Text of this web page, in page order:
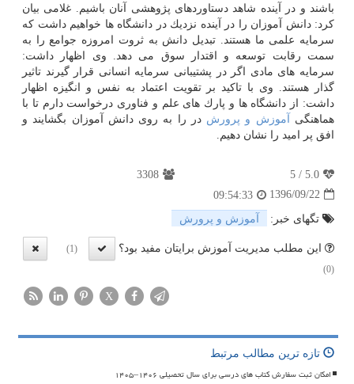
باشند و در آینده شاهد دستاوردهای پژوهشی آنان باشیم. غلامی بیان
كرد: دانش آموزان را در آینده نزدیك در دانشگاه ها خواهیم داشت كه
سرمایه علمی ما هستند. تبدیل دانش به ثروت امروزه جوامع را به
سمت رقابت توسعه و اقتدار سوق می دهد. وی اظهار داشت:
سرمایه های مادی اگر در پشتیبانی سرمایه انسانی قرار گیرند تاثیر
گذار هستند. وی با تاكید بر تقویت اعتماد به نفس و انگیزه اظهار
داشت: از دانشگاه ها و پارك های علم و فناوری درخواست دارم تا با
هماهنگی
آموزش و پرورش در را به روی دانش آموزان بگشایند و
افق پر امید را نشان دهیم.
5.0
/
5
3308
1396/09/22
09:54:33
تگهای خبر:
آموزش و پرورش
این مطلب مدیریت آموزش برایتان مفید بود؟
(1)
(0)
X
تازه ترین مطالب مرتبط
امکان ثبت سفارش کتاب های درسی برای سال تحصیلی ۱۴۰۶–۱۴۰۵